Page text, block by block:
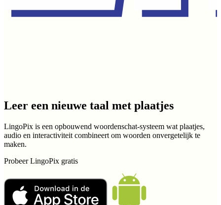
Leer een nieuwe taal met plaatjes
LingoPix is een opbouwend woordenschat-systeem wat plaatjes,
audio en interactiviteit combineert om woorden onvergetelijk te
maken.
Probeer LingoPix gratis